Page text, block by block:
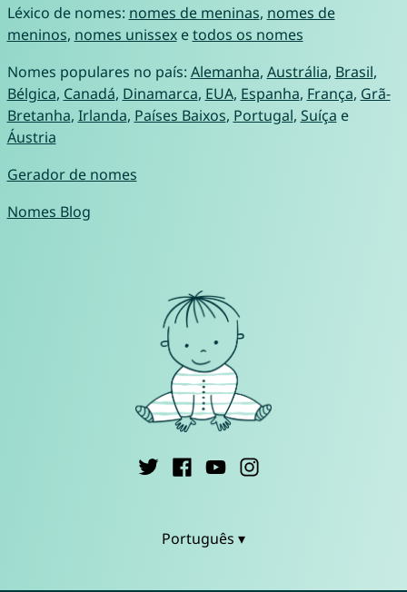
Léxico de nomes: nomes de meninas, nomes de
meninos, nomes unissexetodos os nomes
Nomes populares no país: Alemanha, Austrália, Brasil,
Bélgica, Canadá, Dinamarca, EUA, Espanha, França, Grã-
Bretanha, Irlanda, Países Baixos, Portugal, Suíça e
Áustria
Gerador de nomes
Nomes Blog
Português ▾